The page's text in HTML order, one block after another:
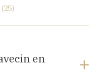
Croix,
BAUME-LES-
en